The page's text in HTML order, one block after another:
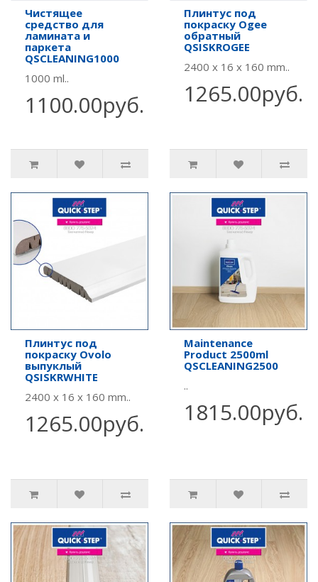
Чистящее
средство для
ламината и
паркета
QSCLEANING1000
1000 ml..
1100.00руб.
Плинтус под
покраску Ogee
обратный
QSISKROGEE
2400 x 16 x 160 mm..
1265.00руб.
Плинтус под
покраску Ovolo
выпуклый
QSISKRWHITE
2400 x 16 x 160 mm..
1265.00руб.
Maintenance
Product 2500ml
QSCLEANING2500
..
1815.00руб.